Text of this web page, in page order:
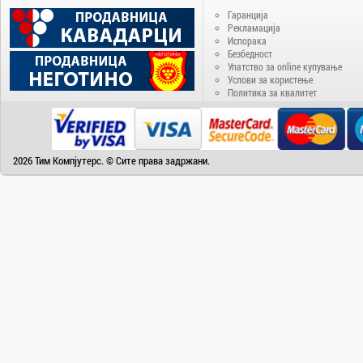
Denver
Disney
Doogee
DVB-T2
Electrolux
Гаранција
Рекламација
Испорака
Безбедност
Упатство за online купување
Услови за користење
Политика за квалитет
2026 Тим Компјутерс. © Сите права задржани.